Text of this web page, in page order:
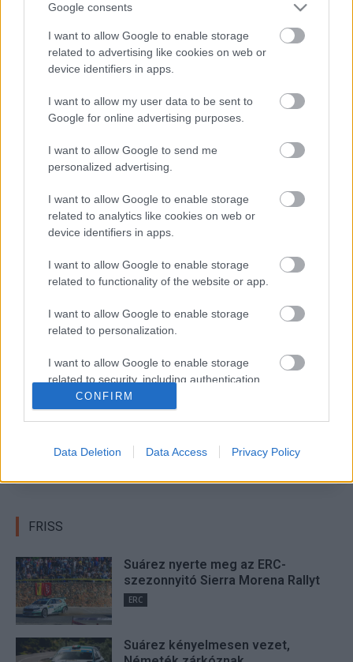
Google consents
I want to allow Google to enable storage
related to advertising like cookies on web or
device identifiers in apps.
I want to allow my user data to be sent to
Google for online advertising purposes.
I want to allow Google to send me
personalized advertising.
I want to allow Google to enable storage
related to analytics like cookies on web or
device identifiers in apps.
I want to allow Google to enable storage
related to functionality of the website or app.
I want to allow Google to enable storage
related to personalization.
I want to allow Google to enable storage
related to security, including authentication
functionality and fraud prevention, and other
user protection.
CONFIRM
Data Deletion Data Access Privacy Policy
A Róma Rallyt július 4-6. között rendezik, a rendezvény
nevezési listája órákon belül megjelenik.
ERC Jan Solans kiemelt
MRF Team
Róma Rally 2025
http://rallycafe.hu
FRISS
Suárez nyerte meg az ERC-
szezonnyitó Sierra Morena Rallyt
ERC
Suárez kényelmesen vezet,